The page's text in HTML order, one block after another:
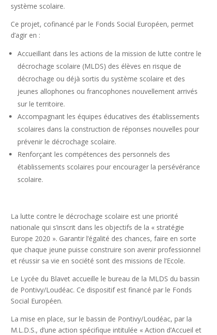
système scolaire.
Ce projet, cofinancé par le Fonds Social Européen, permet
d’agir en :
Accueillant dans les actions de la mission de lutte contre le
décrochage scolaire (MLDS) des élèves en risque de
décrochage ou déjà sortis du système scolaire et des
jeunes allophones ou francophones nouvellement arrivés
sur le territoire.
Accompagnant les équipes éducatives des établissements
scolaires dans la construction de réponses nouvelles pour
prévenir le décrochage scolaire.
Renforçant les compétences des personnels des
établissements scolaires pour encourager la persévérance
scolaire.
La lutte contre le décrochage scolaire est une priorité
nationale qui s’inscrit dans les objectifs de la « stratégie
Europe 2020 ». Garantir l’égalité des chances, faire en sorte
que chaque jeune puisse construire son avenir professionnel
et réussir sa vie en société sont des missions de l’Ecole.
Le Lycée du Blavet accueille le bureau de la MLDS du bassin
de Pontivy/Loudéac. Ce dispositif est financé par le Fonds
Social Européen.
La mise en place, sur le bassin de Pontivy/Loudéac, par la
M.L.D.S., d’une action spécifique intitulée « Action d’Accueil et